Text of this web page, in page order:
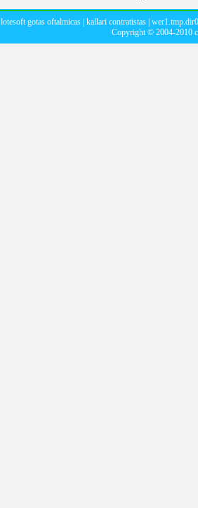
lotesoft gotas oftalmicas kallari contratistas
Copyright © 2004-2010